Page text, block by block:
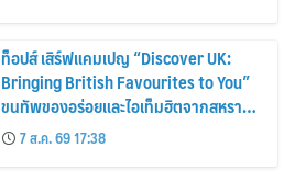
ท็อปส์ เสิร์ฟแคมเปญ “Discover UK:
Bringing British Favourites to You”
ขนทัพของอร่อยและไอเท็มฮิตจากสหราช
อาณาจักร ส่งตรงถึงมือตั้งแต่วันนี้ – 18
สิงหาคมนี้
7 ส.ค. 69 17:38